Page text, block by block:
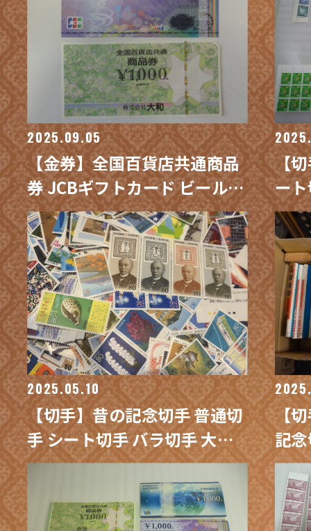
2025.09.05
【金券】全国百貨店共通商品
券 JCBギフトカード ビール券
クオカード 他 買取 / 野々市市
御経塚 買取専門 金沢買取プラ
ザ
【
ー
買
2025.05.10
【切手】昔の記念切手 普通切
手 シート切手 バラ切手 大量
買取 / 買取専門 金沢買取プラ
【
記
量
ラザ